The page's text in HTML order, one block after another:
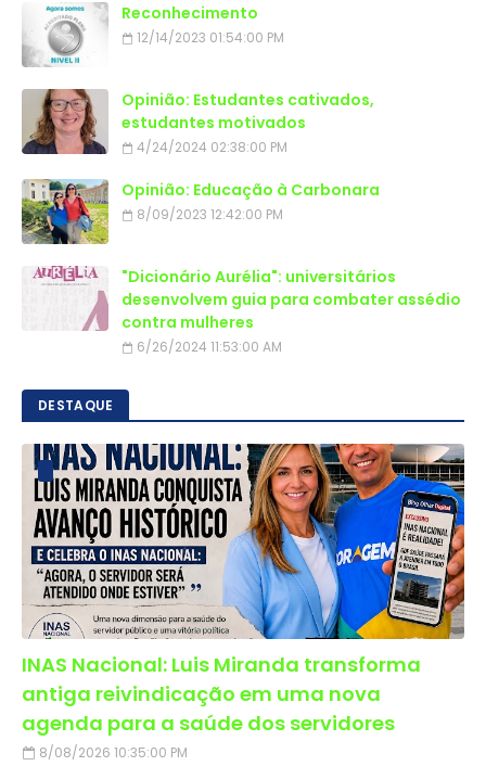
Reconhecimento
12/14/2023 01:54:00 PM
Opinião: Estudantes cativados,
estudantes motivados
4/24/2024 02:38:00 PM
Opinião: Educação à Carbonara
8/09/2023 12:42:00 PM
"Dicionário Aurélia": universitários
desenvolvem guia para combater assédio
contra mulheres
6/26/2024 11:53:00 AM
DESTAQUE
INAS Nacional: Luis Miranda transforma
antiga reivindicação em uma nova
agenda para a saúde dos servidores
8/08/2026 10:35:00 PM